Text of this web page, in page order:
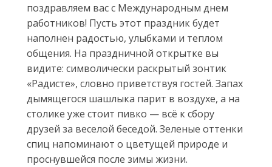
поздравляем вас с Международным днем
работников! Пусть этот праздник будет
наполнен радостью, улыбками и теплом
общения. На праздничной открытке вы
видите: символически раскрытый зонтик
«Радисте», словно приветствуя гостей. Запах
дымящегося шашлыка парит в воздухе, а на
столике уже стоит пивко — всё к сбору
друзей за веселой беседой. Зеленые оттенки
спиц напоминают о цветущей природе и
проснувшейся после зимы жизни.